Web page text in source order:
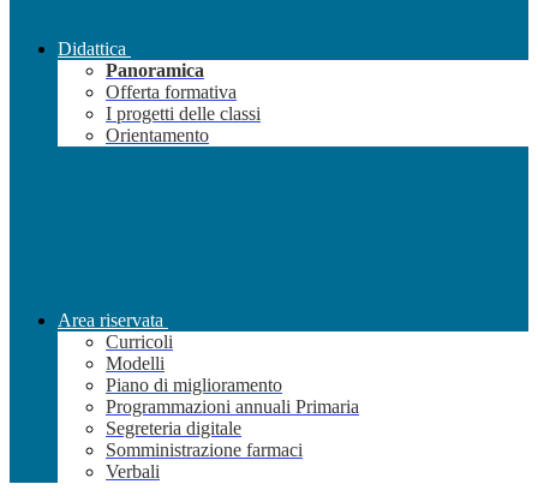
Didattica
Panoramica
Offerta formativa
I progetti delle classi
Orientamento
Area riservata
Curricoli
Modelli
Piano di miglioramento
Programmazioni annuali Primaria
Segreteria digitale
Somministrazione farmaci
Verbali